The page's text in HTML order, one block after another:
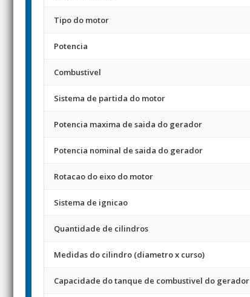
Tipo do motor
Potencia
Combustivel
Sistema de partida do motor
Potencia maxima de saida do gerador
Potencia nominal de saida do gerador
Rotacao do eixo do motor
Sistema de ignicao
Quantidade de cilindros
Medidas do cilindro (diametro x curso)
Capacidade do tanque de combustivel do gerador